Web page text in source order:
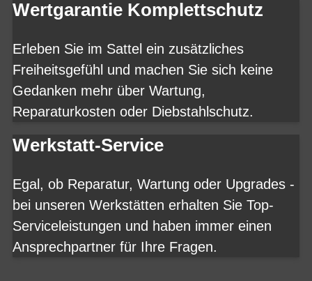
Wertgarantie Komplettschutz
Erleben Sie im Sattel ein zusätzliches
Freiheitsgefühl und machen Sie sich keine
Gedanken mehr über Wartung,
Reparaturkosten oder Diebstahlschutz.
Werkstatt-Service
Egal, ob Reparatur, Wartung oder Upgrades -
bei unseren Werkstätten erhalten Sie Top-
Serviceleistungen und haben immer einen
Ansprechpartner für Ihre Fragen.